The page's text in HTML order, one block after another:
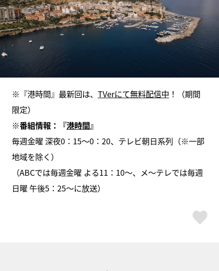
※『港時間』最新回は、 TVerにて無料配信中 ！（期間
限定）
※番組情報：『港時間』
毎週金曜 深夜0：15～0：20、テレビ朝日系列（※一部
地域を除く）
（ABCでは毎週金曜 よる11：10～、メ～テレでは毎週
日曜 午後5：25～に放送）